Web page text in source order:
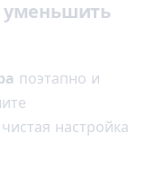
уменьшить
поэтапно и
настройка